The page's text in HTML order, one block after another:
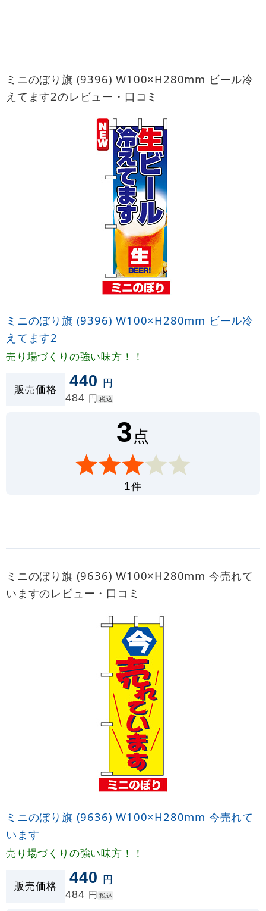
ミニのぼり旗 (9396) W100×H280mm ビール冷
えてます2のレビュー・口コミ
ミニのぼり旗 (9396) W100×H280mm ビール冷
えてます2
売り場づくりの強い味方！！
販売価格 440 円
484 円 税込
3点
1件
ミニのぼり旗 (9636) W100×H280mm 今売れて
いますのレビュー・口コミ
ミニのぼり旗 (9636) W100×H280mm 今売れて
います
売り場づくりの強い味方！！
販売価格 440 円
484 円 税込